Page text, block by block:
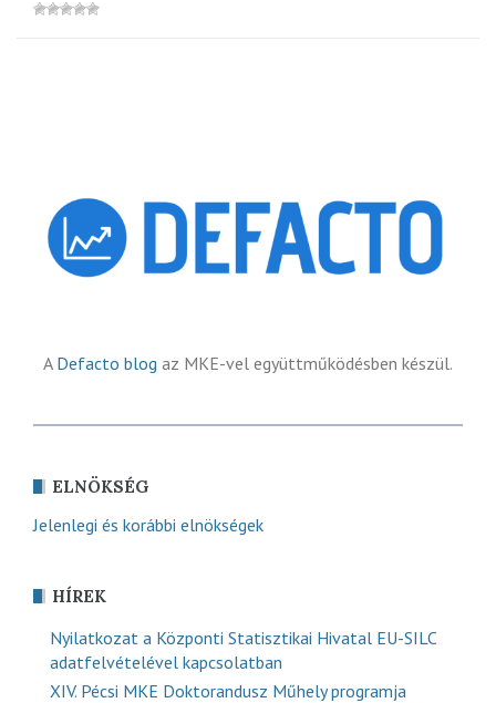
A Defacto blog az MKE-vel együttműködésben készül.
ELNÖKSÉG
Jelenlegi és korábbi elnökségek
HÍREK
Nyilatkozat a Központi Statisztikai Hivatal EU-SILC
adatfelvételével kapcsolatban
XIV. Pécsi MKE Doktorandusz Műhely programja